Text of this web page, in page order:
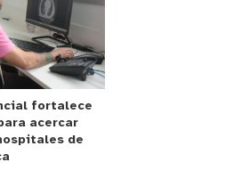
fortalece
acercar
de